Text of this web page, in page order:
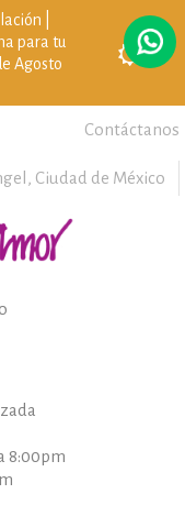
|
para tu
Agosto
Contáctanos
Ciudad de México
8:00pm